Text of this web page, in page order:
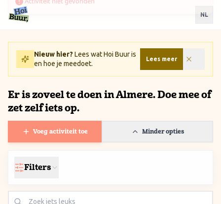
Ga naar inhoud / Skip to content
NL
Nieuw hier? Lees wat Hoi Buur is
en hoe je meedoet.
Lees meer
Er is zoveel te doen in Almere. Doe mee of
zet zelf iets op.
Voeg activiteit toe Minder opties
Filters